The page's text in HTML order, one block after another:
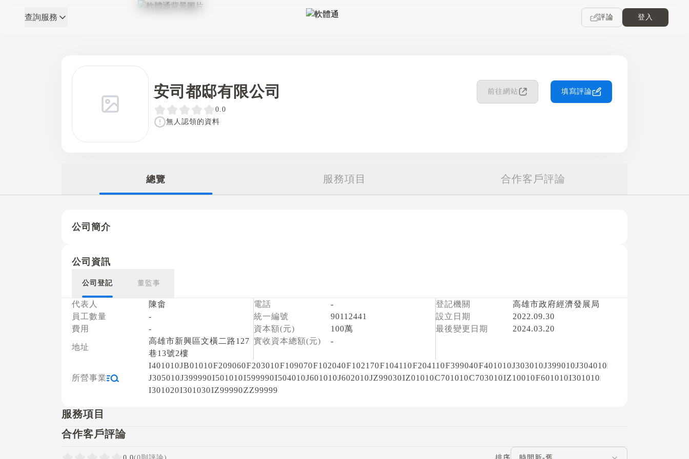
軟體通
查詢服務 評論 登入
安司都邸有限公司 前往網站 填寫評論
0.0
無人認領的資料
總覽 服務項目 合作客戶評論
公司簡介
公司資訊
公司登記 董監事
代表人
陳畬
員工數量
-
費用
-
地址
高雄市新興區文橫二路127
巷13號2樓
電話
-
統一編號
90112441
資本額(元)
100萬
實收資本總額(元)
-
登記機關
高雄市政府經濟發展局
設立日期
2022.09.30
最後變更日期
2024.03.20
所營事業
I401010JB01010F209060F203010F109070F102040F102170F104110F204110F399040F401010J303010J399010J304010
J305010J399990I501010I599990I504010J601010J602010JZ99030IZ01010C701010C703010IZ10010F601010I301010
I301020I301030IZ99990ZZ99999
服務項目
合作客戶評論
評論排序